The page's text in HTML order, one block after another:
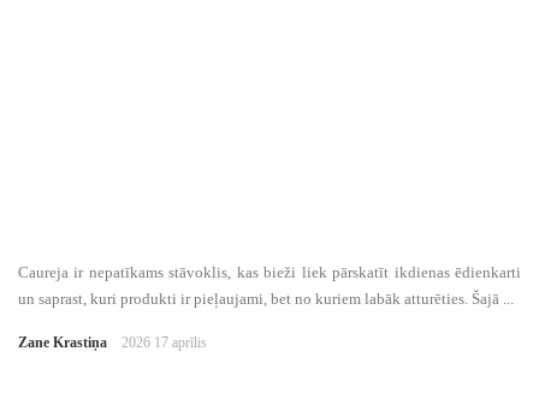
Caureja ir nepatīkams stāvoklis, kas bieži liek pārskatīt ikdienas ēdienkarti
un saprast, kuri produkti ir pieļaujami, bet no kuriem labāk atturēties. Šajā ...
Zane Krastiņa 2026 17 aprīlis